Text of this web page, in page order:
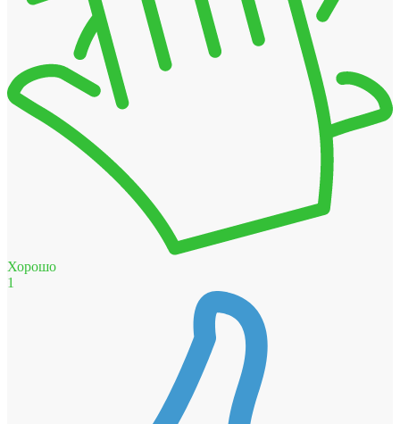
Хорошо
1